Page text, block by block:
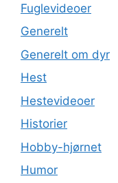
Fuglevideoer
Generelt
Generelt om dyr
Hest
Hestevideoer
Historier
Hobby-hjørnet
Humor